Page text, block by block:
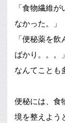
「食物繊維
なかった。」
「便秘薬を
ばかり。。。」
なんてことも
便秘には、食
境を整えよう